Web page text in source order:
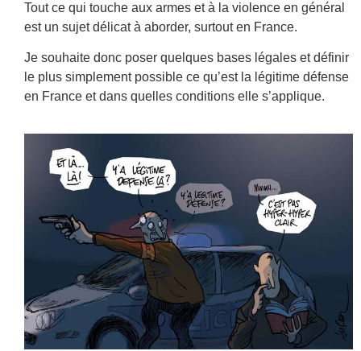
Tout ce qui touche aux armes et à la violence en général
est un sujet délicat à aborder, surtout en France.
Je souhaite donc poser quelques bases légales et définir
le plus simplement possible ce qu’est la légitime défense
en France et dans quelles conditions elle s’applique.